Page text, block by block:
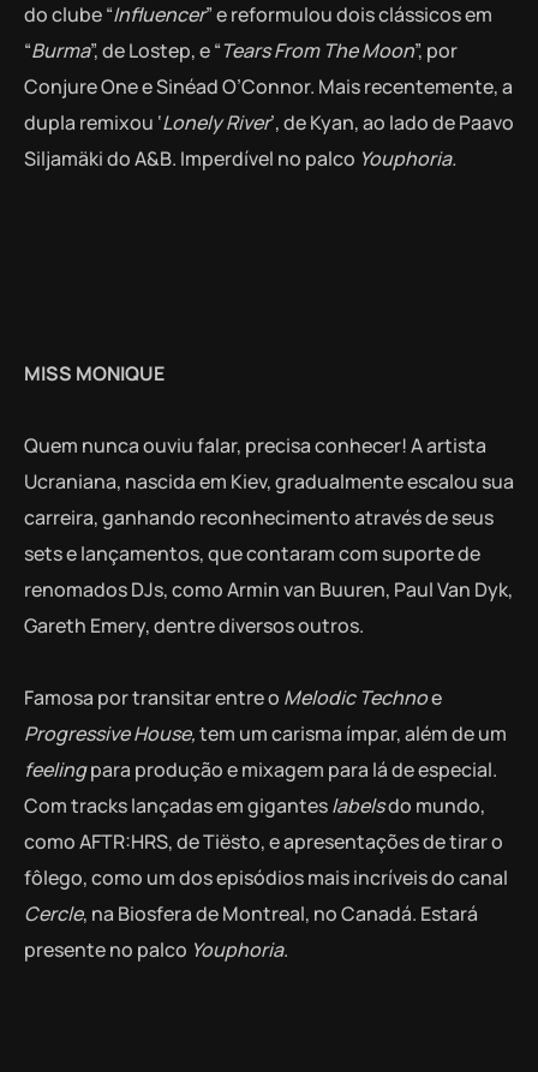
do clube “Influencer” e reformulou dois clássicos em
“Burma”, de Lostep, e “Tears From The Moon”, por
Conjure One e Sinéad O’Connor. Mais recentemente, a
dupla remixou ‘Lonely River’, de Kyan, ao lado de Paavo
Siljamäki do A&B. Imperdível no palco Youphoria.
MISS MONIQUE
Quem nunca ouviu falar, precisa conhecer! A artista
Ucraniana, nascida em Kiev, gradualmente escalou sua
carreira, ganhando reconhecimento através de seus
sets e lançamentos, que contaram com suporte de
renomados DJs, como Armin van Buuren, Paul Van Dyk,
Gareth Emery, dentre diversos outros.
Famosa por transitar entre o Melodic Technoe
ProgressiveHouse,tem um carisma ímpar, além de um
feelingpara produção e mixagem para lá de especial.
Com tracks lançadas em giganteslabelsdo mundo,
como AFTR:HRS, de Tiësto, e apresentações de tirar o
fôlego, como um dos episódios mais incríveis do canal
Cercle, na Biosfera de Montreal, no Canadá. Estará
presente no palco Youphoria.